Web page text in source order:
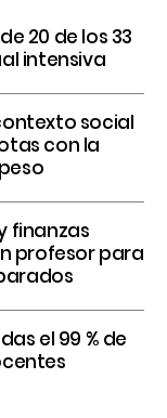
20 de los 33
intensiva
social
con la
finanzas
profesor para
el 99 % de